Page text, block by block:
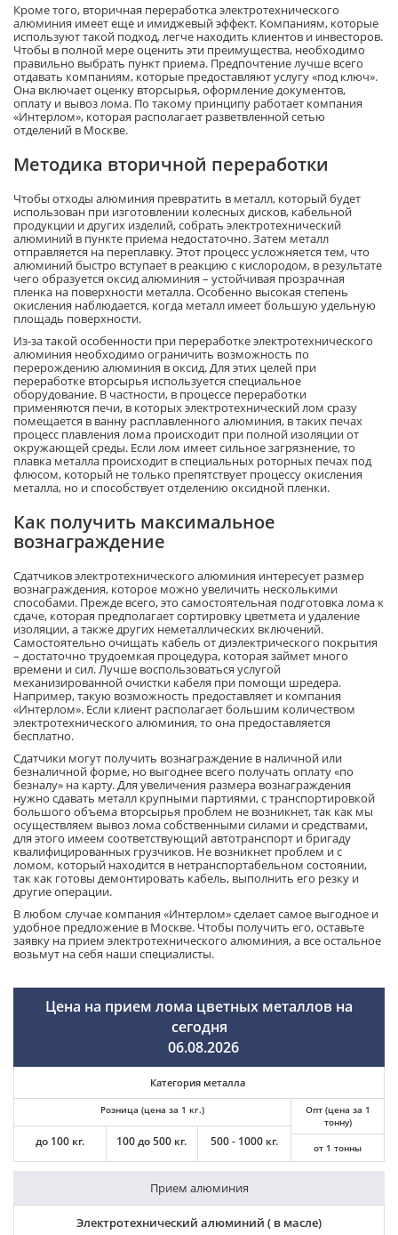
Кроме того, вторичная переработка электротехнического
алюминия имеет еще и имиджевый эффект. Компаниям, которые
используют такой подход, легче находить клиентов и инвесторов.
Чтобы в полной мере оценить эти преимущества, необходимо
правильно выбрать пункт приема. Предпочтение лучше всего
отдавать компаниям, которые предоставляют услугу «под ключ».
Она включает оценку вторсырья, оформление документов,
оплату и вывоз лома. По такому принципу работает компания
«Интерлом», которая располагает разветвленной сетью
отделений в Москве.
Методика вторичной переработки
Чтобы отходы алюминия превратить в металл, который будет
использован при изготовлении колесных дисков, кабельной
продукции и других изделий, собрать электротехнический
алюминий в пункте приема недостаточно. Затем металл
отправляется на переплавку. Этот процесс усложняется тем, что
алюминий быстро вступает в реакцию с кислородом, в результате
чего образуется оксид алюминия – устойчивая прозрачная
пленка на поверхности металла. Особенно высокая степень
окисления наблюдается, когда металл имеет большую удельную
площадь поверхности.
Из-за такой особенности при переработке электротехнического
алюминия необходимо ограничить возможность по
перерождению алюминия в оксид. Для этих целей при
переработке вторсырья используется специальное
оборудование. В частности, в процессе переработки
применяются печи, в которых электротехнический лом сразу
помещается в ванну расплавленного алюминия, в таких печах
процесс плавления лома происходит при полной изоляции от
окружающей среды. Если лом имеет сильное загрязнение, то
плавка металла происходит в специальных роторных печах под
флюсом, который не только препятствует процессу окисления
металла, но и способствует отделению оксидной пленки.
Как получить максимальное
вознаграждение
Сдатчиков электротехнического алюминия интересует размер
вознаграждения, которое можно увеличить несколькими
способами. Прежде всего, это самостоятельная подготовка лома к
сдаче, которая предполагает сортировку цветмета и удаление
изоляции, а также других неметаллических включений.
Самостоятельно очищать кабель от диэлектрического покрытия
– достаточно трудоемкая процедура, которая займет много
времени и сил. Лучше воспользоваться услугой
механизированной очистки кабеля при помощи шредера.
Например, такую возможность предоставляет и компания
«Интерлом». Если клиент располагает большим количеством
электротехнического алюминия, то она предоставляется
бесплатно.
Сдатчики могут получить вознаграждение в наличной или
безналичной форме, но выгоднее всего получать оплату «по
безналу» на карту. Для увеличения размера вознаграждения
нужно сдавать металл крупными партиями, с транспортировкой
большого объема вторсырья проблем не возникнет, так как мы
осуществляем вывоз лома собственными силами и средствами,
для этого имеем соответствующий автотранспорт и бригаду
квалифицированных грузчиков. Не возникнет проблем и с
ломом, который находится в нетранспортабельном состоянии,
так как готовы демонтировать кабель, выполнить его резку и
другие операции.
В любом случае компания «Интерлом» сделает самое выгодное и
удобное предложение в Москве. Чтобы получить его, оставьте
заявку на прием электротехнического алюминия, а все остальное
возьмут на себя наши специалисты.
Цена на прием лома цветных металлов на
сегодня
06.08.2026
Категория металла
Розница (цена за 1 кг.)
до 100 кг. 100 до 500 кг. 500 - 1000 кг.
Опт (цена за 1
тонну)
от 1 тонны
Прием алюминия
Электротехнический алюминий ( в масле)